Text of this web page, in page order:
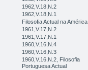
1962,V.18,N.2
1962,V.18,N.1
Filosofia Actual na América
1961,V.17,N.2
1961,V.17,N.1
1960,V.16,N.4
1960,V.16,N.3
1960,V.16,N.2, Filosofia
Portuguesa Actual